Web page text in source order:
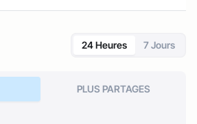
24 Heures 7 Jours
PLUS PARTAGES